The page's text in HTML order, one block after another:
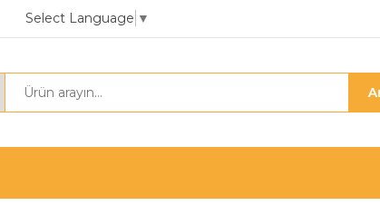
Select Language ▼